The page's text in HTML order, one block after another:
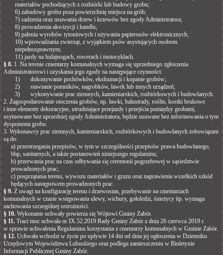
materiałów pochodzących z rozbiórki lub budowy grobu;
6) zabudowy grobu poza powierzchnię miejsca na grób;
7) sadzenia oraz usuwania drzew i krzewów bez zgody Administratora;
8) prowadzenia akwizycji i handlu;
9) palenia wyrobów tytoniowych i używania papierosów elektronicznych;
10) wprowadzania zwierząt, z wyjątkiem psów asystujących osobom
niepełnosprawnym;
11) jazdy na hulajnogach, rowerach i motocyklach.
§ 8. 1. Na terenie cmentarzy komunalnych wymaga się uprzedniego zgłoszenia
Administratorowi i uzyskania jego zgody na następujące czynności:
1) dokonywanie pochówków, ekshumacji i kopanie grobów;
2) stawianie pomników, nagrobków, ławek lub innych urządzeń;
3) wykonywanie prac ziemnych, kamieniarskich, rozbiórkowych i budowlanych.
2. Zagospodarowanie otoczenia grobów, np. ławki, balustrady, roślin, kostki brukowe
i inne elementy dekoracyjne, utrudniające przejazdy i przejścia pomiędzy grobami,
usytuowane bez uprzedniej zgody Administratora, będzie usuwane bez informowania o tym
dysponenta grobu.
3. Wykonawcy prac ziemnych, kamieniarskich, rozbiórkowych i budowlanych zobowiązani
są do:
a) przestrzegania przepisów, w tym w szczególności przepisów prawa budowlanego,
bhp, sanitarnych, a także postanowień niniejszego regulaminu;
b) przerwania prac na czas odbywania się ceremonii pogrzebowej w sąsiedztwie
prowadzonych prac;
c) posprzątania terenu, wywozu materiałów i gruzu oraz naprawienia wszelkich szkód
będących następstwem prowadzonych prac.
§ 9.Z uwagi na konfigurację terenu i drzewostan, przebywanie na cmentarzach
komunalnych w czasie wstępowania ulewy, wichury, gołoledzi, śnieżycy itp. wymaga
zachowania szczególnej ostrożności.
§ 10.Wykonanie uchwały powierza się Wójtowi Gminy Zabór.
§ 11.Traci moc uchwała nr IX.52.2019 Rady Gminy Zabór z dnia 26 czerwca 2019 r.
w sprawie uchwalenia Regulaminu korzystania z cmentarzy komunalnych w Gminie Zabór.
§ 12.Uchwała wchodzi w życie po upływie 14 dni od dnia jej ogłoszenia w Dzienniku
Urzędowym Województwa Lubuskiego oraz podlega zamieszczeniu w Biuletynie
Informacji Publicznej Gminy Zabór.